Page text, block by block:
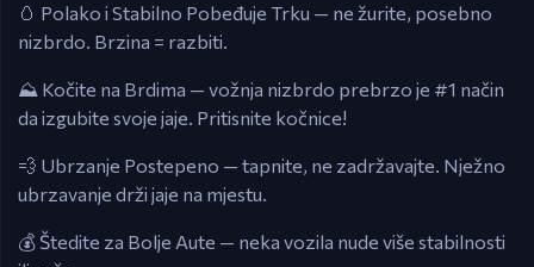
🥚 Polako i Stabilno Pobeđuje Trku — ne žurite, posebno
nizbrdo. Brzina = razbiti.
⛰️ Kočite na Brdima — vožnja nizbrdo prebrzo je #1 način
da izgubite svoje jaje. Pritisnite kočnice!
💨 Ubrzanje Postepeno — tapnite, ne zadržavajte. Nježno
ubrzavanje drži jaje na mjestu.
💰 Štedite za Bolje Aute — neka vozila nude više stabilnosti